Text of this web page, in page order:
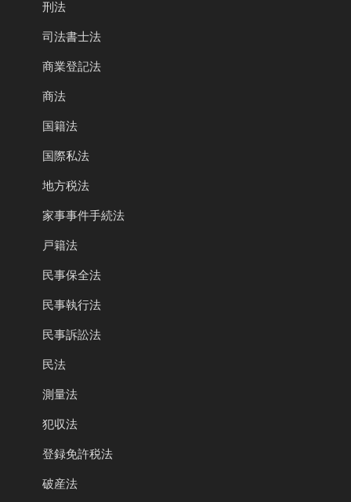
刑法
司法書士法
商業登記法
商法
国籍法
国際私法
地方税法
家事事件手続法
戸籍法
民事保全法
民事執行法
民事訴訟法
民法
測量法
犯収法
登録免許税法
破産法